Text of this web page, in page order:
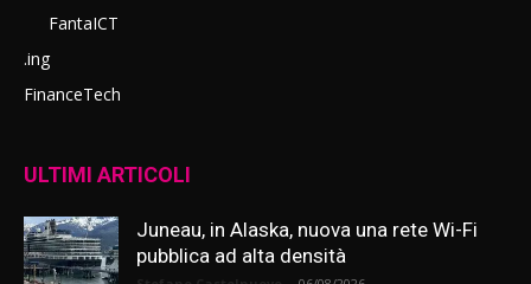
FantaICT
.ing
FinanceTech
ULTIMI ARTICOLI
Juneau, in Alaska, nuova una rete Wi-Fi
pubblica ad alta densità